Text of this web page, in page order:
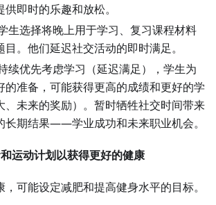
即时的乐趣和放松。
生选择将晚上用于学习、复习课程材料
。他们延迟社交活动的即时满足。
续优先考虑学习（延迟满足），学生为
的准备，可能获得更高的成绩和更好的学
、未来的奖励）。暂时牺牲社交时间带来
长期结果——学业成功和未来职业机会。
运动计划以获得更好的健康
可能设定减肥和提高健身水平的目标。